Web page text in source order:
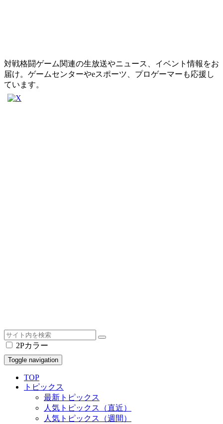
対戦格闘ゲーム関連の生放送やニュース、イベント情報をお
届け。ゲームセンターやeスポーツ、プロゲーマーも応援し
ています。
2Pカラー
Toggle navigation
TOP
トピックス
最新トピックス
人気トピックス（直近）
人気トピックス（週間）